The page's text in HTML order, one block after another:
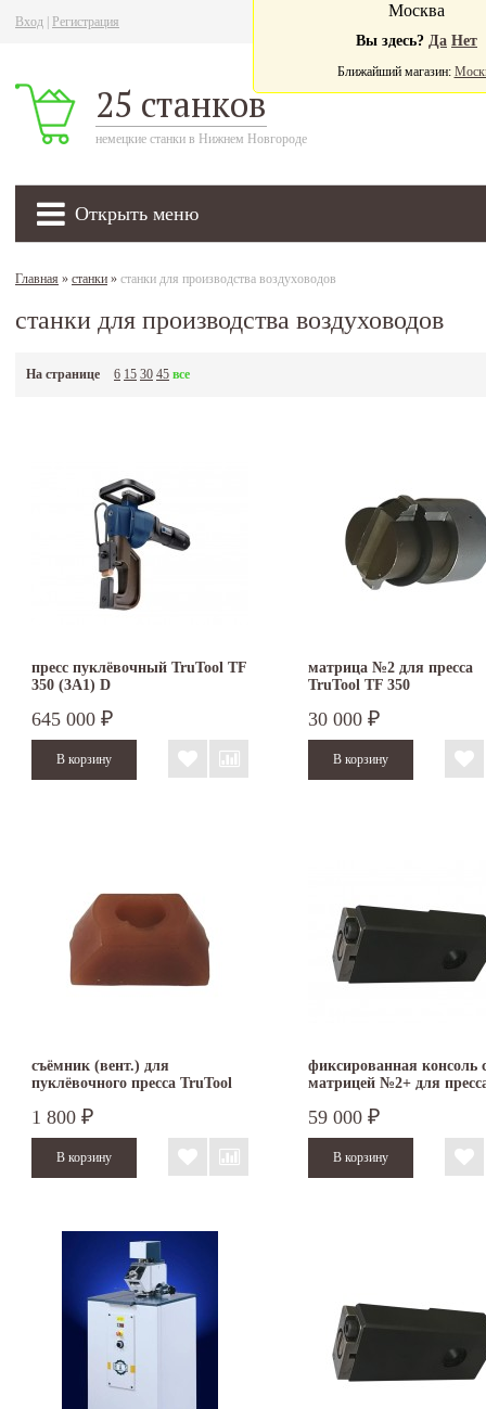
Вход Регистрация
25 станков
немецкие станки в Нижнем Новгороде
Открыть меню
Москва
Вы здесь? Да Нет
Ближайший магазин:
Главная » станки » станки для производства воздуховодов
станки для производства воздуховодов
На странице 6 15 30 45 все
пресс пуклёвочный TruTool TF
350 (3A1) D
645 000 ₽
матрица №2 для пресса
TruTool TF 350
30 000 ₽
съёмник (вент.) для
пуклёвочного пресса TruTool
1 800 ₽
фиксированная консоль
матрицей №2+ для
59 000 ₽